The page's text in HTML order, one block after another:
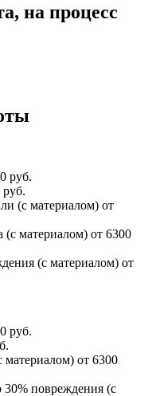
на процесс
руб.
руб.
(с материалом) от
(с материалом) от 6300
(с материалом) от
руб.
материалом) от 6300
повреждения (с